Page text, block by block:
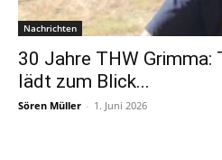
Nachrichten
30 Jahre THW Grimma:
lädt zum Blick...
Sören Müller - 1. Juni 2026